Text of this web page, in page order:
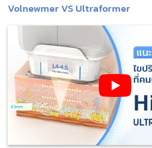
Volnewmer VS Ultraformer